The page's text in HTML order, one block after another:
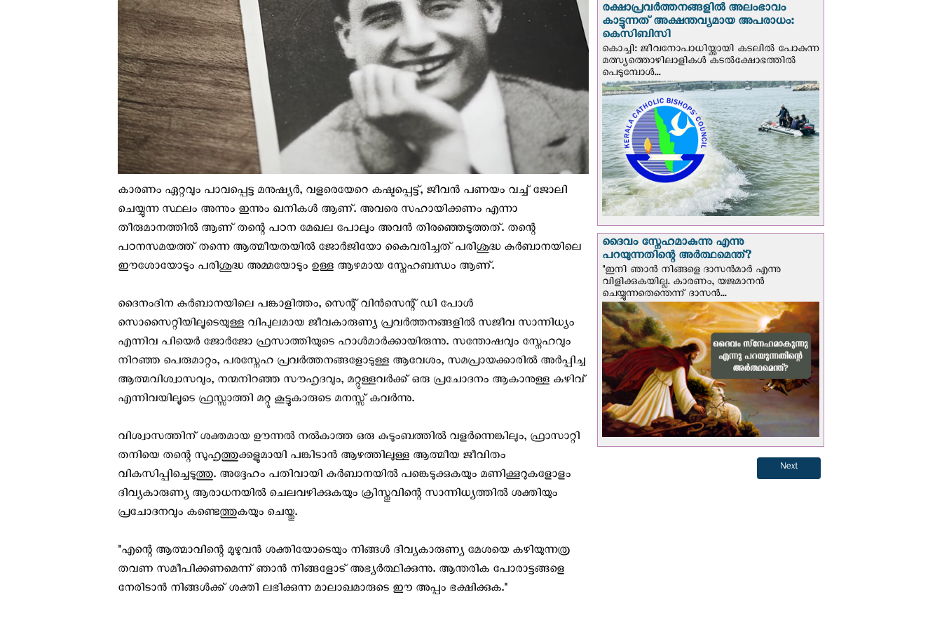
കാരണം ഏറ്റവും പാവപ്പെട്ട മനുഷ്യർ, വളരെയേറെ കഷ്ടപ്പെട്ട്, ജീവൻ പണയം വച്ച് ജോലി
ചെയ്യുന്ന സ്ഥലം അന്നും ഇന്നും ഖനികൾ ആണ്. അവരെ സഹായിക്കണം എന്നാ
തീരുമാനത്തിൽ ആണ് തന്റെ പഠന മേഖല പോലും അവൻ തിരഞ്ഞെടുത്തത്. തന്റെ
പഠനസമയത്ത് തന്നെ ആത്മീയതയിൽ ജോർജിയോ കൈവരിച്ചത് പരിശുദ്ധ കുർബാനയിലെ
ഈശോയോടും പരിശുദ്ധ അമ്മയോടും ഉള്ള ആഴമായ സ്നേഹബന്ധം ആണ്.
ദൈനംദിന കുർബാനയിലെ പങ്കാളിത്തം, സെന്റ് വിൻസെന്റ് ഡി പോൾ
സൊസൈറ്റിയിലൂടെയുള്ള വിപുലമായ ജീവകാരുണ്യ പ്രവർത്തനങ്ങളിൽ സജീവ സാന്നിധ്യം
എന്നിവ പിയെർ ജോർജോ ഫ്രസാത്തിയുടെ ഹാൾമാർക്കായിരുന്നു. സന്തോഷവും സ്നേഹവും
നിറഞ്ഞ പെരുമാറ്റം, പരസ്നേഹ പ്രവർത്തനങ്ങളോടുള്ള ആവേശം, സമപ്രായക്കാരിൽ അർപ്പിച്ച
ആത്മവിശ്വാസവും, നന്മനിറഞ്ഞ സൗഹൃദവും, മറ്റുള്ളവർക്ക് ഒരു പ്രചോദനം ആകാനുള്ള കഴിവ്
എന്നിവയിലൂടെ ഫ്രസ്സാത്തി ‍മറ്റു കൂട്ടുകാരുടെ മനസ്സ് കവർന്നു.
വിശ്വാസത്തിന് ശക്തമായ ഊന്നൽ നൽകാത്ത ഒരു കുടുംബത്തിൽ വളർന്നെങ്കിലും, ഫ്രാസാറ്റി
തനിയെ തന്റെ സുഹൃത്തുക്കളുമായി പങ്കിടാൻ ആഴത്തിലുള്ള ആത്മീയ ജീവിതം
വികസിപ്പിച്ചെടുത്തു. അദ്ദേഹം പതിവായി കുർബാനയിൽ പങ്കെടുക്കുകയും മണിക്കൂറുകളോളം
ദിവ്യകാരുണ്യ ആരാധനയിൽ ചെലവഴിക്കുകയും ക്രിസ്തുവിന്റെ സാന്നിധ്യത്തിൽ ശക്തിയും
പ്രചോദനവും കണ്ടെത്തുകയും ചെയ്തു.
"എന്റെ ആത്മാവിന്റെ മുഴുവൻ ശക്തിയോടെയും നിങ്ങൾ ദിവ്യകാരുണ്യ മേശയെ കഴിയുന്നത്ര
തവണ സമീപിക്കണമെന്ന് ഞാൻ നിങ്ങളോട് അഭ്യർത്ഥിക്കുന്നു. ആന്തരിക പോരാട്ടങ്ങളെ
നേരിടാൻ നിങ്ങൾക്ക് ശക്തി ലഭിക്കുന്ന മാലാഖമാരുടെ ഈ അപ്പം ഭക്ഷിക്കുക."
രക്ഷാപ്രവര്‍ത്തനങ്ങളില്‍ അലംഭാവം
കാട്ടുന്നത് അക്ഷന്തവ്യമായ അപരാധം:
കെസിബിസി
കൊച്ചി: ജീവനോപാധിയ്ക്കായി കടലില്‍ പോകുന്ന
മത്സ്യത്തൊഴിലാളികള്‍ കടല്‍ക്ഷോഭത്തില്‍
പെടുമ്പോള്‍...
ദൈവം സ്നേഹമാകുന്നു എന്നു
പറയുന്നതിന്റെ അർത്ഥമെന്ത്?
"ഇനി ഞാന്‍ നിങ്ങളെ ദാസന്‍മാര്‍ എന്നു
വിളിക്കുകയില്ല. കാരണം, യജമാനന്‍
ചെയ്യുന്നതെന്തെന്ന് ദാസന്‍...
Next